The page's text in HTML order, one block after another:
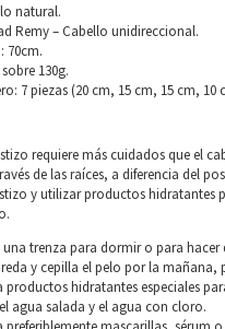
natural.
Remy – Cabello unidireccional.
70cm.
130g.
7 piezas (20 cm, 15 cm, 15 cm, 10
requiere más cuidados que el
de las raíces, a diferencia del
y utilizar productos hidratantes
una trenza para dormir o para hacer
y cepilla el pelo por la mañana,
productos hidratantes especiales
agua salada y el agua con cloro.